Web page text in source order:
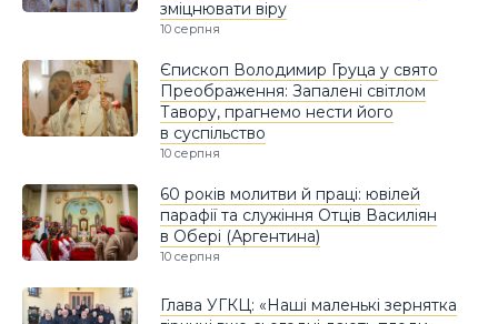
зміцнювати віру
10 серпня
Єпископ Володимир Груца у свято
Преображення: Запалені світлом
Тавору, прагнемо нести його
в суспільство
10 серпня
60 років молитви й праці: ювілей
парафії та служіння Отців Василіян
в Обері (Аргентина)
10 серпня
Глава УГКЦ: «Наші маленькі зернятка